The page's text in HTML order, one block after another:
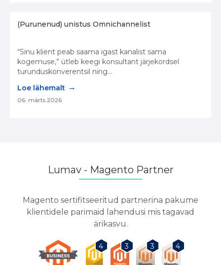
(Purunenud) unistus Omnichannelist
“Sinu klient peab saama igast kanalist sama
kogemuse,” ütleb keegi konsultant järjekordsel
turunduskonverentsil ning...
Loe lähemalt →
06. märts 2026
Lumav - Magento Partner
Magento sertifitseeritud partnerina pakume
klientidele parimaid lahendusi mis tagavad
ärikasvu.
4 3 3 4